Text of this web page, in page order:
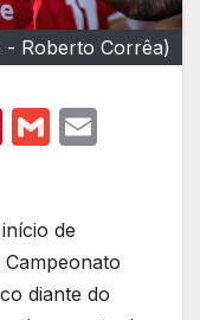
- Roberto Corrêa)
Pi
e
st
G
de
diante do